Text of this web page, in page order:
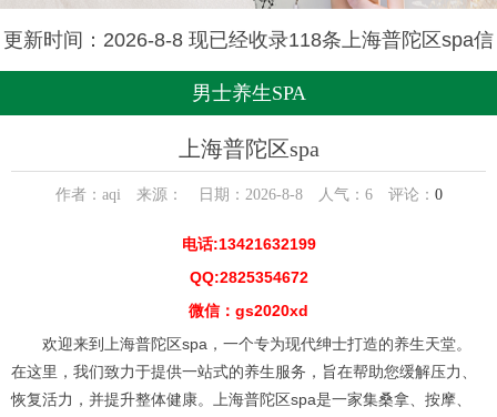
更新时间：2026-8-8 现已经收录118条上海普陀区spa信
息
男士养生SPA
上海普陀区spa
作者：aqi 来源： 日期：2026-8-8 人气： 6评论： 0
电话:13421632199
QQ:2825354672
微信：gs2020xd
欢迎来到上海普陀区spa，一个专为现代绅士打造的养生天堂。
在这里，我们致力于提供一站式的养生服务，旨在帮助您缓解压力、
恢复活力，并提升整体健康。上海普陀区spa是一家集桑拿、按摩、